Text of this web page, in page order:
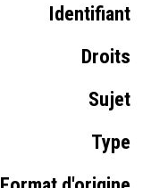
Identifiant
Droits
Sujet
Type